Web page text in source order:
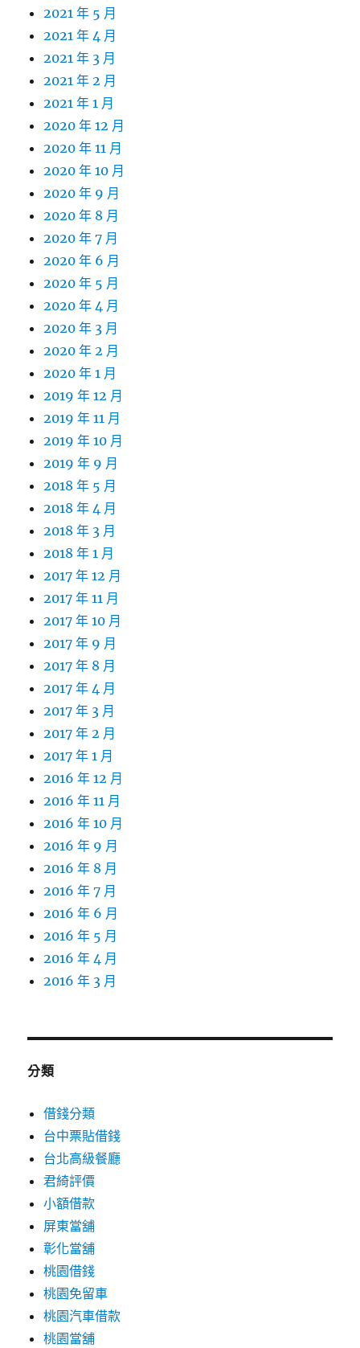
2021 年 5 月
2021 年 4 月
2021 年 3 月
2021 年 2 月
2021 年 1 月
2020 年 12 月
2020 年 11 月
2020 年 10 月
2020 年 9 月
2020 年 8 月
2020 年 7 月
2020 年 6 月
2020 年 5 月
2020 年 4 月
2020 年 3 月
2020 年 2 月
2020 年 1 月
2019 年 12 月
2019 年 11 月
2019 年 10 月
2019 年 9 月
2018 年 5 月
2018 年 4 月
2018 年 3 月
2018 年 1 月
2017 年 12 月
2017 年 11 月
2017 年 10 月
2017 年 9 月
2017 年 8 月
2017 年 4 月
2017 年 3 月
2017 年 2 月
2017 年 1 月
2016 年 12 月
2016 年 11 月
2016 年 10 月
2016 年 9 月
2016 年 8 月
2016 年 7 月
2016 年 6 月
2016 年 5 月
2016 年 4 月
2016 年 3 月
分類
借錢分類
台中票貼借錢
台北高級餐廳
君綺評價
小額借款
屏東當舖
彰化當舖
桃園借錢
桃園免留車
桃園汽車借款
桃園當舖